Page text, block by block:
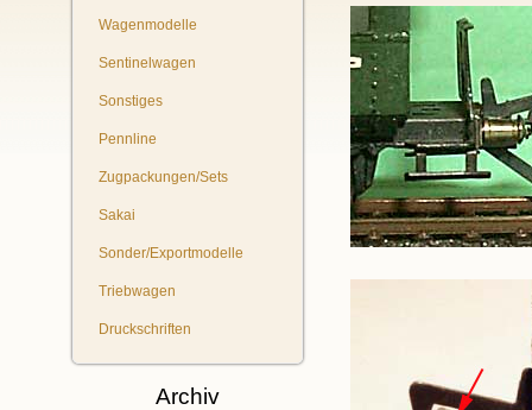
Wagenmodelle
Sentinelwagen
Sonstiges
Pennline
Zugpackungen/Sets
Sakai
Sonder/Exportmodelle
Triebwagen
Druckschriften
Archiv